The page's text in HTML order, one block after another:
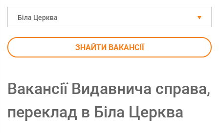
Біла Церква
ЗНАЙТИ ВАКАНСІЇ
Вакансії Видавнича справа,
переклад в Біла Церква